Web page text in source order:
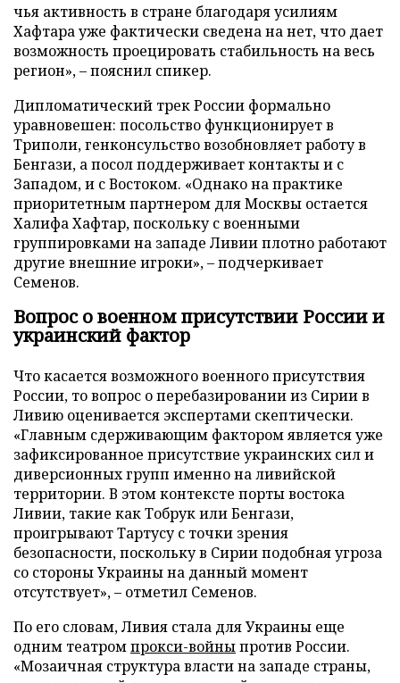
чья активность в стране благодаря усилиям
Хафтара уже фактически сведена на нет, что дает
возможность проецировать стабильность на весь
регион», – пояснил спикер.
Дипломатический трек России формально
уравновешен: посольство функционирует в
Триполи, генконсульство возобновляет работу в
Бенгази, а посол поддерживает контакты и с
Западом, и с Востоком. «Однако на практике
приоритетным партнером для Москвы остается
Халифа Хафтар, поскольку с военными
группировками на западе Ливии плотно работают
другие внешние игроки», – подчеркивает
Семенов.
Вопрос о военном присутствии России и
украинский фактор
Что касается возможного военного присутствия
России, то вопрос о перебазировании из Сирии в
Ливию оценивается экспертами скептически.
«Главным сдерживающим фактором является уже
зафиксированное присутствие украинских сил и
диверсионных групп именно на ливийской
территории. В этом контексте порты востока
Ливии, такие как Тобрук или Бенгази,
проигрывают Тартусу с точки зрения
безопасности, поскольку в Сирии подобная угроза
со стороны Украины на данный момент
отсутствует», – отметил Семенов.
По его словам, Ливия стала для Украины еще
одним театромпрокси-войныпротив России.
«Мозаичная структура власти на западе страны,